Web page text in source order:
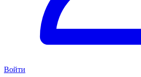
Войти